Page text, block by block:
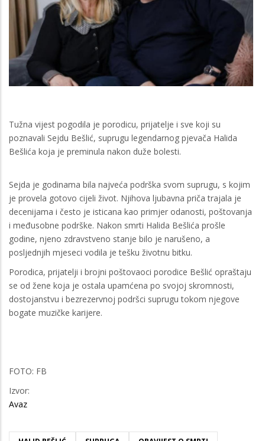
Tužna vijest pogodila je porodicu, prijatelje i sve koji su
poznavali Sejdu Bešlić, suprugu legendarnog pjevača Halida
Bešlića koja je preminula nakon duže bolesti.
Sejda je godinama bila najveća podrška svom suprugu, s kojim
je provela gotovo cijeli život. Njihova ljubavna priča trajala je
decenijama i često je isticana kao primjer odanosti, poštovanja
i međusobne podrške. Nakon smrti Halida Bešlića prošle
godine, njeno zdravstveno stanje bilo je narušeno, a
posljednjih mjeseci vodila je tešku životnu bitku.
Porodica, prijatelji i brojni poštovaoci porodice Bešlić opraštaju
se od žene koja je ostala upamćena po svojoj skromnosti,
dostojanstvu i bezrezervnoj podršci suprugu tokom njegove
bogate muzičke karijere.
FOTO: FB
Izvor:
Avaz